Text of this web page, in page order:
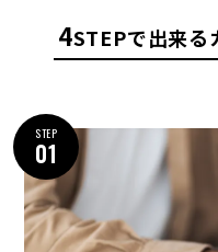
4STEPで出来る
STEP
01